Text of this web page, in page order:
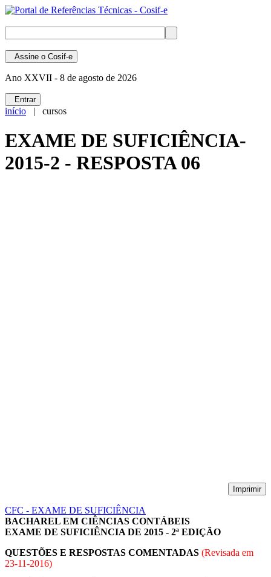
Assine o Cosif-e
Ano XXVII - 8 de agosto de 2026
Entrar
início | cursos
EXAME DE SUFICIÊNCIA-
2015-2 - RESPOSTA 06
Imprimir
CFC - EXAME DE SUFICIÊNCIA
BACHAREL EM CIÊNCIAS CONTÁBEIS
EXAME DE SUFICIÊNCIA DE 2015 - 2ª EDIÇÃO
QUESTÕES E RESPOSTAS COMENTADAS (Revisada em
23-11-2016)